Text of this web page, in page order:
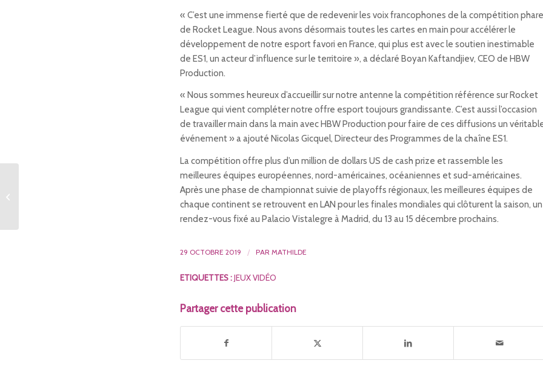
« C’est une immense fierté que de redevenir les voix francophones de la compétition phare
de Rocket League. Nous avons désormais toutes les cartes en main pour accélérer le
développement de notre esport favori en France, qui plus est avec le soutien inestimable
de ES1, un acteur d’influence sur le territoire », a déclaré Boyan Kaftandjiev, CEO de HBW
Production.
« Nous sommes heureux d’accueillir sur notre antenne la compétition référence sur Rocket
League qui vient compléter notre offre esport toujours grandissante. C’est aussi l’occasion
de travailler main dans la main avec HBW Production pour faire de ces diffusions un
événement » a ajouté Nicolas Gicquel, Directeur des Programmes de la chaîne ES1.
La compétition offre plus d’un million de dollars US de cash prize et rassemble les
meilleures équipes européennes, nord-américaines, océaniennes et sud-américaines.
Après une phase de championnat suivie de playoffs régionaux, les meilleures équipes de
chaque continent se retrouvent en LAN pour les finales mondiales qui clôturent la saison, un
rendez-vous fixé au Palacio Vistalegre à Madrid, du 13 au 15 décembre prochains.
29 OCTOBRE 2019 / PAR MATHILDE
ETIQUETTES :JEUX VIDÉO
Partager cette publication